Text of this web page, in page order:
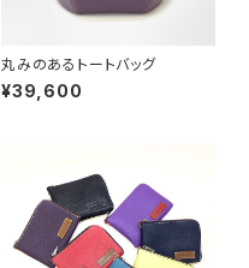
丸みのあるトートバッグ
¥39,600